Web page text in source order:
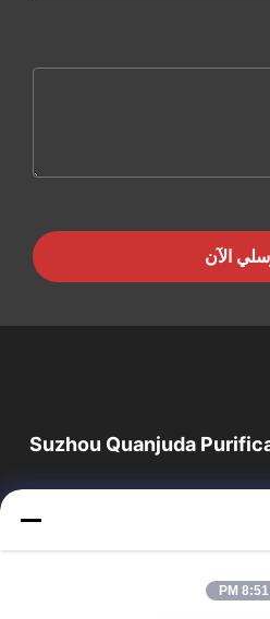
الآن
Suzhou Quanjuda
ومصدرًا رائدًا لمنتجات البيئة والتنمية
نقدم مجموعة كاملة من معدات
8:51 PM